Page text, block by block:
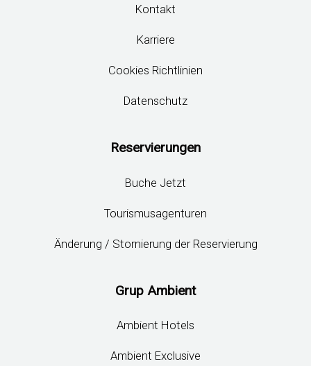
Kontakt
Karriere
Cookies Richtlinien
Datenschutz
Reservierungen
Buche Jetzt
Tourismusagenturen
Änderung / Stornierung der Reservierung
Grup Ambient
Ambient Hotels
Ambient Exclusive